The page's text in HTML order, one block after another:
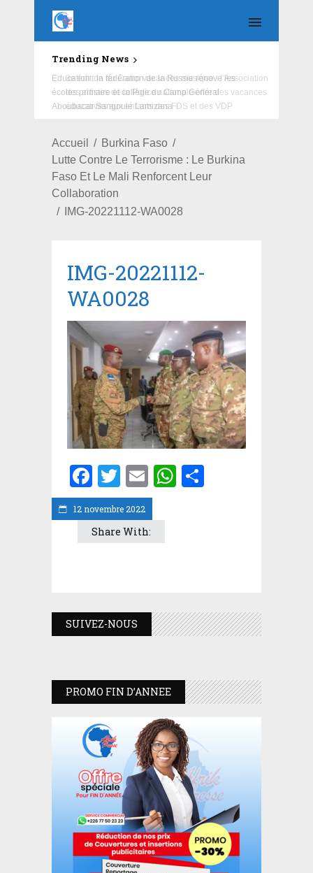
Trending News
Education : la fédération de la Russie rénove les
écoles primaire et collège du Camp Général
Aboubacar Sangoulé Lamizana
Accueil
Burkina Faso
Lutte Contre Le Terrorisme : Le Burkina
Faso Et Le Mali Renforcent Leur
Collaboration
IMG-20221112-WA0028
12 novembre 2022
IMG-20221112-
WA0028
Facebook
Twitter
EmailWhatsApp
Share With:
SUIVEZ-NOUS
PROMO FIN D’ANNEE